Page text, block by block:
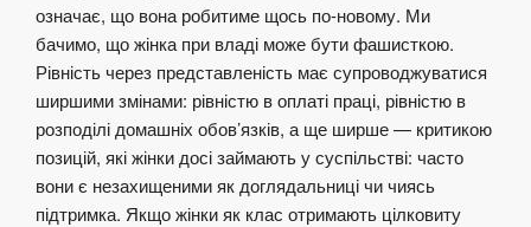
означає, що вона робитиме щось по-новому. Ми
бачимо, що жінка при владі може бути фашисткою.
Рівність через представленість має супроводжуватися
ширшими змінами: рівністю в оплаті праці, рівністю в
розподілі домашніх обов’язків, а ще ширше — критикою
позицій, які жінки досі займають у суспільстві: часто
вони є незахищеними як доглядальниці чи чиясь
підтримка. Якщо жінки як клас отримають цілковиту